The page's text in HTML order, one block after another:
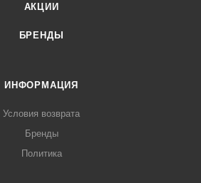
АКЦИИ
БРЕНДЫ
ИНФОРМАЦИЯ
Условия возврата
Бренды
Политика